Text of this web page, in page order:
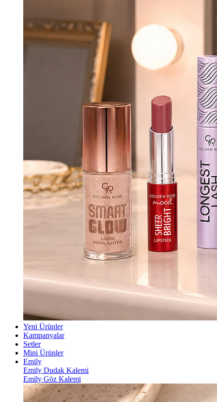
Yeni Ürünler
Kampanyalar
Setler
Mini Ürünler
Emily
Emily Dudak Kalemi
Emily Göz Kalemi